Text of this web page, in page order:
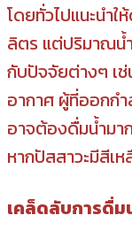
โดยทั่วไปแนะนำ
ลิตร แต่ปริมาณน้
กับปัจจัยต่างๆ เ
อากาศ ผู้ที่ออกก
อาจต้องดื่มน้ำมา
หากปัสสาวะมีสีเ
เคล็ดลับการดื่ม